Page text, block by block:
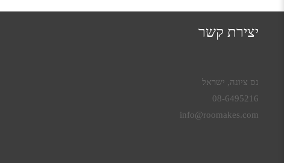
יצירת קשר
נס ציונה, ישראל
08-6495216
info@roomakes.com